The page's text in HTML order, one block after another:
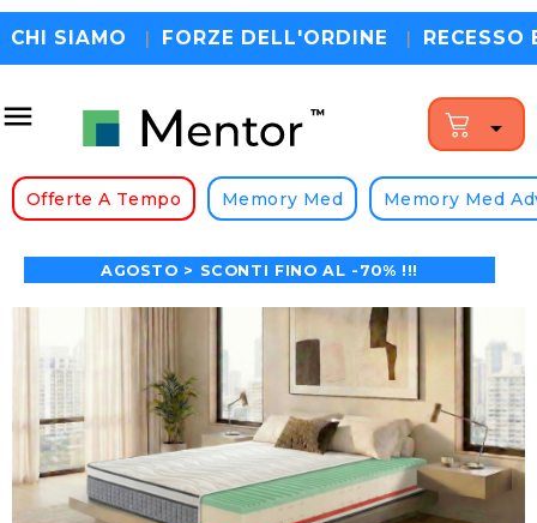
CHI SIAMO | FORZE DELL'ORDINE | RECESSO
 
Offerte A Tempo Memory Med Memory Med
AGOSTO > SCONTI FINO AL -70% !!!